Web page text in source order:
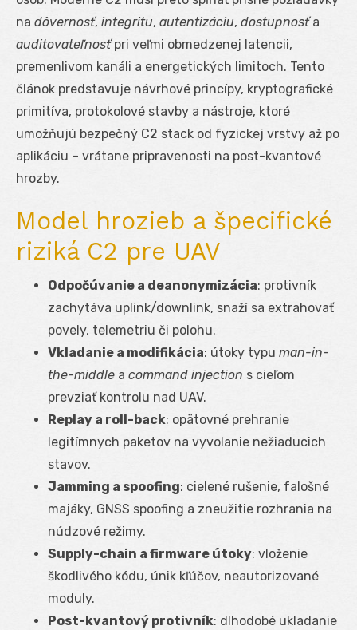
na dôvernosť, integritu, autentizáciu, dostupnosťa
auditovateľnosťpri veľmi obmedzenej latencii,
premenlivom kanáli a energetických limitoch. Tento
článok predstavuje návrhové princípy, kryptografické
primitíva, protokolové stavby a nástroje, ktoré
umožňujú bezpečný C2 stack od fyzickej vrstvy až po
aplikáciu – vrátane pripravenosti na post-kvantové
hrozby.
Model hrozieb a špecifické
riziká C2 pre UAV
Odpočúvanie a deanonymizácia: protivník
zachytáva uplink/downlink, snaží sa extrahovať
povely, telemetriu či polohu.
Vkladanie a modifikácia: útoky typu man-in-
the-middle a command injection s cieľom
prevziať kontrolu nad UAV.
Replay a roll-back: opätovné prehranie
legitímnych paketov na vyvolanie nežiaducich
stavov.
Jamming a spoofing: cielené rušenie, falošné
majáky, GNSS spoofing a zneužitie rozhrania na
núdzové režimy.
Supply-chain a firmware útoky: vloženie
škodlivého kódu, únik kľúčov, neautorizované
moduly.
Post-kvantový protivník: dlhodobé ukladanie